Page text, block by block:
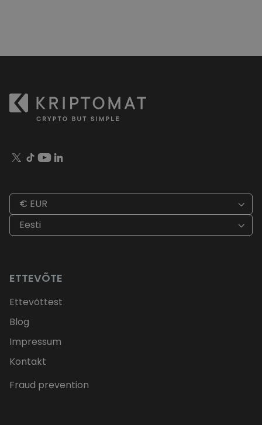
€ EUR
Eesti
ETTEVÕTE
Ettevõttest
Blog
Impressum
Kontakt
Fraud prevention